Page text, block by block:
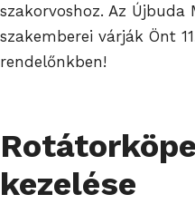
szakorvoshoz. Az
szakemberei várják Önt
rendelőnkben!
kezelése